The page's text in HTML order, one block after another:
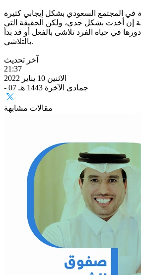
في المجتمع السعودي بشكل إيجابي كثيرة
إن أخذت بشكل جدي، ولكن الحقيقة التي
دورها في حياة الفرد تلاشى بالفعل أو قد بدأ
بالتلاشي.
آخر تحديث
21:37
الاثنين 10 يناير 2022
- 07 جمادى الآخرة 1443 هـ
مقالات مشابهة